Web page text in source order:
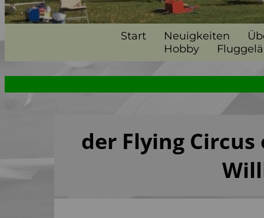
Start Neuigkeiten
Hobby
der Flying